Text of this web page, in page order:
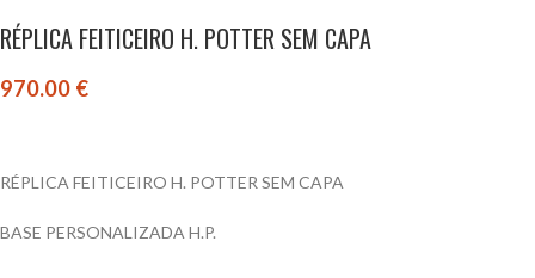
RÉPLICA FEITICEIRO H. POTTER SEM CAPA
970.00 €
RÉPLICA FEITICEIRO H. POTTER SEM CAPA
BASE PERSONALIZADA H.P.